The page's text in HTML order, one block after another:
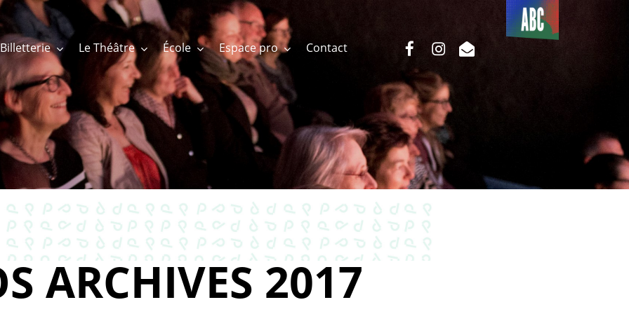
Billetterie Le Théâtre École Espace pro Contact
Du côté
de l’ABC
facebookinstagram
email
ARCHIVES 2017